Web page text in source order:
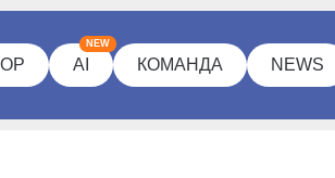
AI
NEW
КОМАНДА NEWS